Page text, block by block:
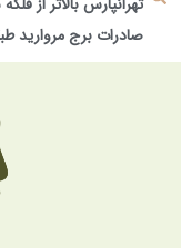
صادرات برج مروارید طبقه